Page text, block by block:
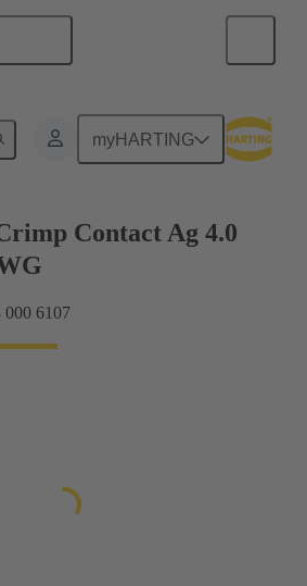
myHARTING
Contact Ag 4.0
6107